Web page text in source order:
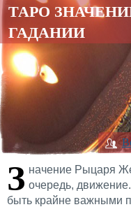
ТАРО
ГАДАНИИ
З начение Рыцаря
очередь,
быть крайне важными